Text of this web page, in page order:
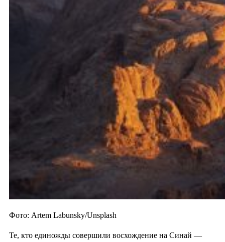
Фото: Artem Labunsky/Unsplash
Те, кто единожды совершили восхождение на Синай —